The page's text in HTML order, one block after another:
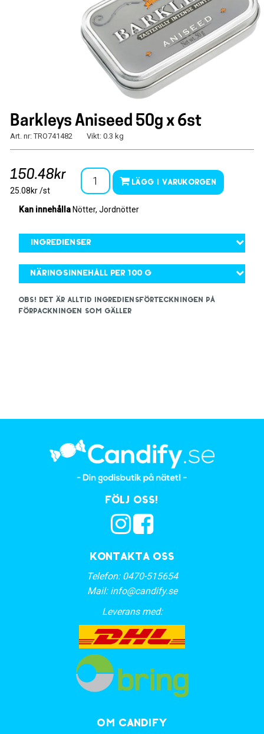
Barkleys Aniseed 50g x 6st
Art. nr: TRO741482 Vikt: 0.3 kg
150.48kr
25.08kr /st
Lägg i varukorgen
Kan innehålla Nötter, Jordnötter
Ingredienser
Näringsinnehåll per 100 g
OBS! Det är alltid ingrediensförteckningen på
förpackningen som gäller
Kontakta oss
Telefon: 0470-515654
Mail: info@candify.se
Leverans med:
Följ oss!
OM CANDIFY